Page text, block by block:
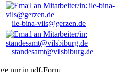
ile-bina-vils@gerzen.de
standesamt@vilsbiburg.de